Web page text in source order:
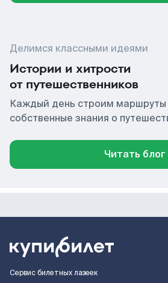
Делимся классными идеями
Истории и хитрости
от путешественников
Каждый день строим маршруты
собственные знания о
Читать блог
Сервис билетных лазеек